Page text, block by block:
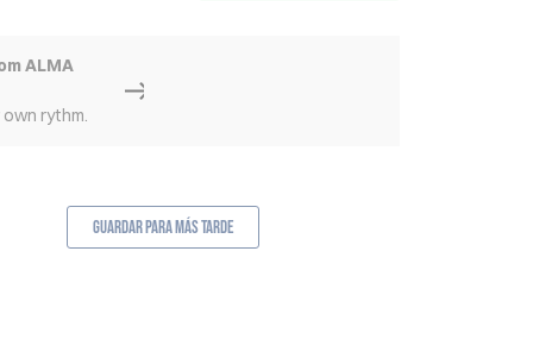
ALMA
rythm.
Guardar para más tarde